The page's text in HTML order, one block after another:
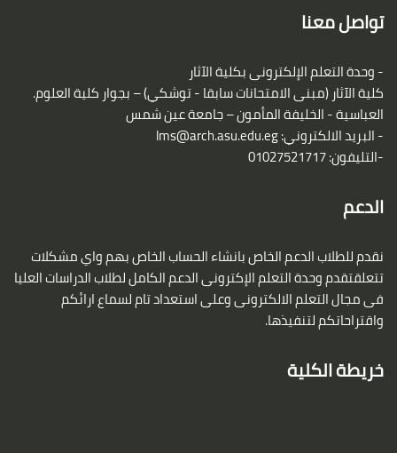
تواصل معنا
- وحدة التعلم الإلكترونى بكلية الآثار
كلية الآثار (مبنى الامتحانات سابقا - توشكي) – بجوار كلية العلوم.
العباسية - الخليفة المأمون – جامعة عين شمس
- البريد الالكتروني:lms@arch.asu.edu.eg
-التليفون: 01027521717
الدعم
نقدم للطلاب الدعم الخاص بانشاء الحساب الخاص بهم واي مشكلات
تتعلقتقدم وحدة التعلم الإكترونى الدعم الكامل لطلاب الدراسات العليا
فى مجال التعلم الالكترونى وعلى استعداد تام لسماع ارائكم
واقتراحاتكم لتنفيذها.
خريطة الكلية